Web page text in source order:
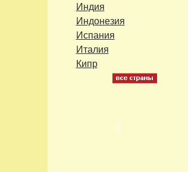
Индия
Индонезия
Испания
Италия
Кипр